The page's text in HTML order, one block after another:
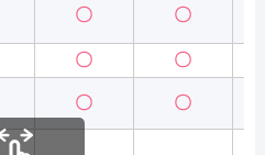
〇 〇
〇 〇
〇 〇